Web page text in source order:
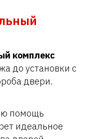
комплекс
до установки с
двери.
помощь
идеальное